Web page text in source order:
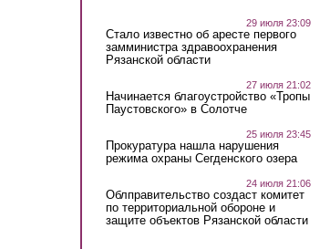
29 июля 23:09
Стало известно об аресте первого
замминистра здравоохранения
Рязанской области
27 июля 21:02
Начинается благоустройство «Тропы
Паустовского» в Солотче
25 июля 23:45
Прокуратура нашла нарушения
режима охраны Сегденского озера
24 июля 21:06
Облправительство создаст комитет
по территориальной обороне и
защите объектов Рязанской области